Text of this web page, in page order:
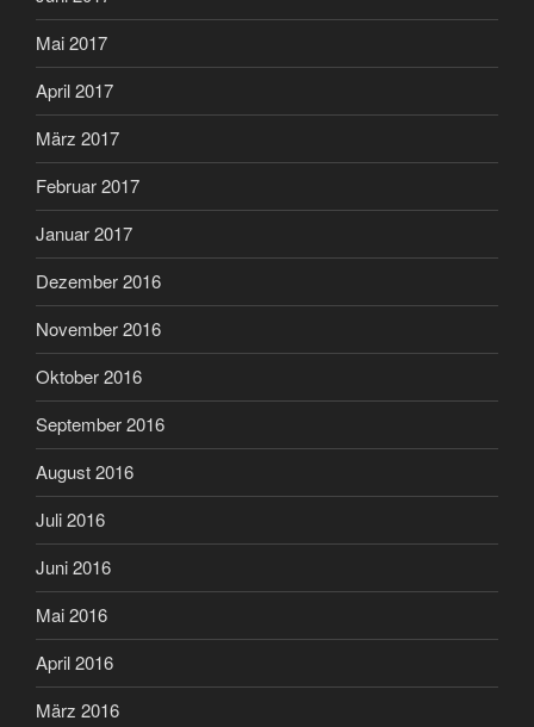
Mai 2017
April 2017
März 2017
Februar 2017
Januar 2017
Dezember 2016
November 2016
Oktober 2016
September 2016
August 2016
Juli 2016
Juni 2016
Mai 2016
April 2016
März 2016